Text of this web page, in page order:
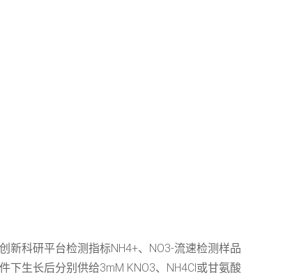
新科研平台检测指标NH4+、NO3-流速检测样品
生长后分别供给3mM KNO3、NH4Cl或甘氨酸